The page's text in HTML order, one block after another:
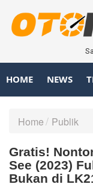
HOME NEWS
Home Publik
Gratis!
See (2023)
Bukan di